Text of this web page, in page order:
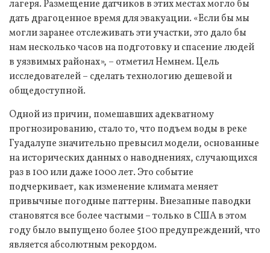
лагеря. Размещение датчиков в этих местах могло бы
дать драгоценное время для эвакуации. «Если бы мы
могли заранее отслеживать эти участки, это дало бы
нам несколько часов на подготовку и спасение людей
в уязвимых районах», – отметил Немнем. Цель
исследователей – сделать технологию дешевой и
общедоступной.
Одной из причин, помешавших адекватному
прогнозированию, стало то, что подъем воды в реке
Гуадалупе значительно превысил модели, основанные
на исторических данных о наводнениях, случающихся
раз в 100 или даже 1000 лет. Это событие
подчеркивает, как изменение климата меняет
привычные погодные паттерны. Внезапные паводки
становятся все более частыми – только в США в этом
году было выпущено более 5100 предупреждений, что
является абсолютным рекордом.